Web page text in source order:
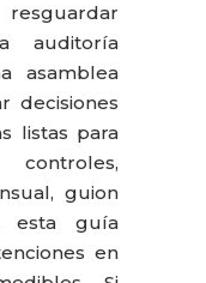
auditoría
asamblea
decisiones
listas para
guion
esta guía
en